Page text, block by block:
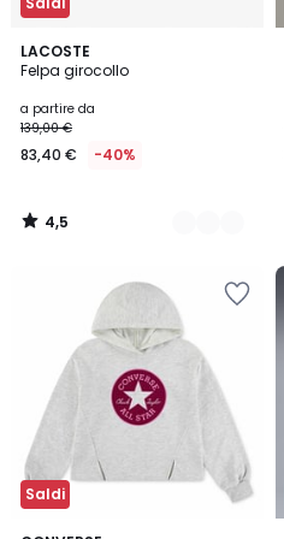
LACOSTE
Felpa girocollo
a partire da
139,00 €
83,40 € -40%
4,5
/ 5
8
Colori
4,5
/
Saldi